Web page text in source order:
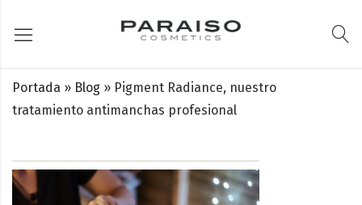
Portada » Blog » Pigment Radiance, nuestro
tratamiento antimanchas profesional